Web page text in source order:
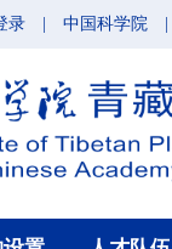
录 中国科学院